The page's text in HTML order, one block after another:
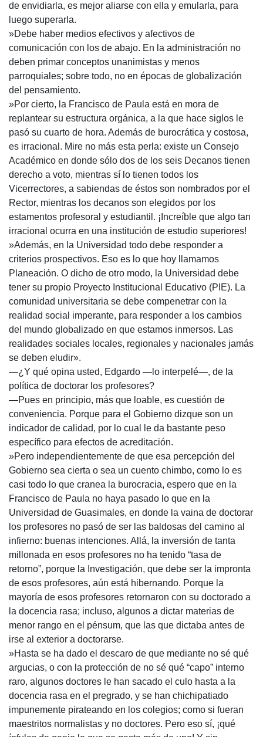
de envidiarla, es mejor aliarse con ella y emularla, para
luego superarla.
»Debe haber medios efectivos y afectivos de
comunicación con los de abajo. En la administración no
deben primar conceptos unanimistas y menos
parroquiales; sobre todo, no en épocas de globalización
del pensamiento.
»Por cierto, la Francisco de Paula está en mora de
replantear su estructura orgánica, a la que hace siglos le
pasó su cuarto de hora. Además de burocrática y costosa,
es irracional. Mire no más esta perla: existe un Consejo
Académico en donde sólo dos de los seis Decanos tienen
derecho a voto, mientras sí lo tienen todos los
Vicerrectores, a sabiendas de éstos son nombrados por el
Rector, mientras los decanos son elegidos por los
estamentos profesoral y estudiantil. ¡Increíble que algo tan
irracional ocurra en una institución de estudio superiores!
»Además, en la Universidad todo debe responder a
criterios prospectivos. Eso es lo que hoy llamamos
Planeación. O dicho de otro modo, la Universidad debe
tener su propio Proyecto Institucional Educativo (PIE). La
comunidad universitaria se debe compenetrar con la
realidad social imperante, para responder a los cambios
del mundo globalizado en que estamos inmersos. Las
realidades sociales locales, regionales y nacionales jamás
se deben eludir».
—¿Y qué opina usted, Edgardo —lo interpelé—, de la
política de doctorar los profesores?
—Pues en principio, más que loable, es cuestión de
conveniencia. Porque para el Gobierno dizque son un
indicador de calidad, por lo cual le da bastante peso
específico para efectos de acreditación.
»Pero independientemente de que esa percepción del
Gobierno sea cierta o sea un cuento chimbo, como lo es
casi todo lo que cranea la burocracia, espero que en la
Francisco de Paula no haya pasado lo que en la
Universidad de Guasimales, en donde la vaina de doctorar
los profesores no pasó de ser las baldosas del camino al
infierno: buenas intenciones. Allá, la inversión de tanta
millonada en esos profesores no ha tenido “tasa de
retorno”, porque la Investigación, que debe ser la impronta
de esos profesores, aún está hibernando. Porque la
mayoría de esos profesores retornaron con su doctorado a
la docencia rasa; incluso, algunos a dictar materias de
menor rango en el pénsum, que las que dictaba antes de
irse al exterior a doctorarse.
»Hasta se ha dado el descaro de que mediante no sé qué
argucias, o con la protección de no sé qué “capo” interno
raro, algunos doctores le han sacado el culo hasta a la
docencia rasa en el pregrado, y se han chichipatiado
impunemente pirateando en los colegios; como si fueran
maestritos normalistas y no doctores. Pero eso sí, ¡qué